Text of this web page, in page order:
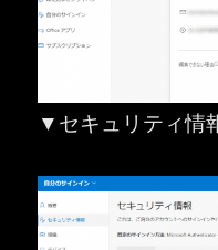
▼セキュリティ情